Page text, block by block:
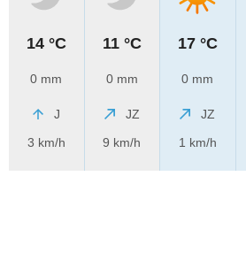
14 °C
0 mm
J
3 km/h
11 °C
0 mm
JZ
9 km/h
17 °C
0 mm
JZ
1 km/h